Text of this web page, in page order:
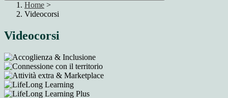
Home >
Videocorsi
Videocorsi